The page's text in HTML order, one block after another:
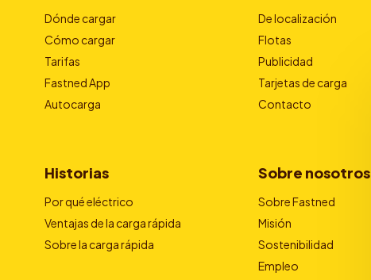
Dónde cargar
Cómo cargar
Tarifas
Fastned App
Autocarga
De localización
Flotas
Publicidad
Tarjetas de carga
Contacto
Historias
Por qué eléctrico
Ventajas de la carga rápida
Sobre la carga rápida
Sobre nosotros
Sobre Fastned
Misión
Sostenibilidad
Empleo